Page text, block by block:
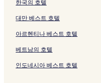
지
여
링
크
h
이
를
여
는
페
지
여
는
링
지
여
링
크
를
는
크
한국의 호텔
대만 베스트 호텔
아르헨티나 베스트 호텔
베트남의 호텔
인도네시아 베스트 호텔